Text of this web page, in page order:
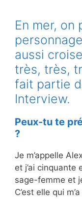
En mer, on
aussi
très, très,
fait partie
Interview.
Peux-tu te
?
Je m’appelle
et j’ai
sage-femme et
C’est elle qui